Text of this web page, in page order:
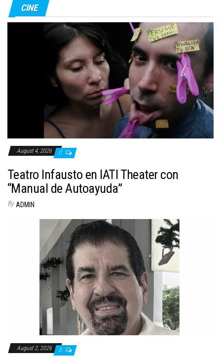
CINE
August 4, 2026 0
Teatro Infausto en IATI Theater con
“Manual de Autoayuda”
By ADMIN
August 2, 2026 0